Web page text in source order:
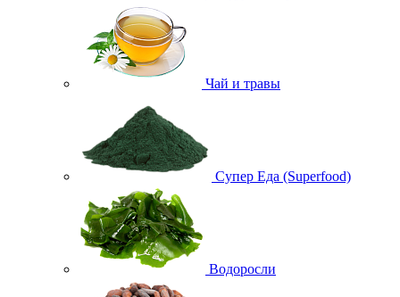
Чай и травы
Супер Еда (Superfood)
Водоросли